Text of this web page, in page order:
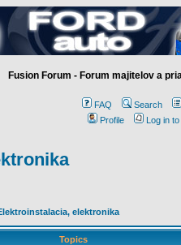
Fusion Forum - Forum majitelov a
FAQ
Search
Profile
Log in
elektronika
Topics